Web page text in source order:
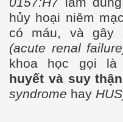
hủy hoại niêm
có máu, và gây
(acute renal
khoa học gọi là
huyết và suy thận
syndrome hay